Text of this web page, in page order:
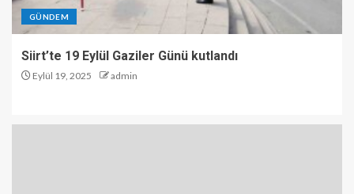
GÜNDEM
Siirt’te 19 Eylül Gaziler Günü kutlandı
Eylül 19, 2025 admin